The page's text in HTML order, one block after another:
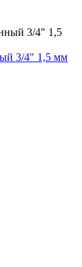
3/4" 1,5 мм